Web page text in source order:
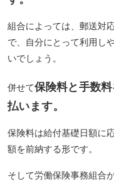
組合によっては、郵送対
で、自分にとって利用し
いでしょう。
併せて保険料と手数
払います。
保険料は給付基礎日額に
額を前納する形です。
そして労働保険事務組合